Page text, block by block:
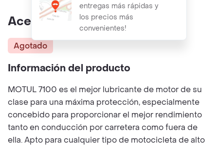
entregas más rápidas y
los precios más
convenientes!
Aceite Motul 20w50 1l 7100 Fs
Agotado
Información del producto
MOTUL 7100 es el mejor lubricante de motor de su
clase para una máxima protección, especialmente
concebido para proporcionar el mejor rendimiento
tanto en conducción por carretera como fuera de
ella. Apto para cualquier tipo de motocicleta de alto